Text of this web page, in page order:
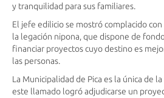
y tranquilidad para sus familiares.
El jefe edilicio se mostró complacido con
la legación nipona, que dispone de
financiar proyectos cuyo destino es
las personas.
La Municipalidad de Pica es la única de
este llamado logró adjudicarse un